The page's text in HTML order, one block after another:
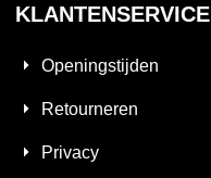
KLANTENSERVICE
Openingstijden
Retourneren
Privacy